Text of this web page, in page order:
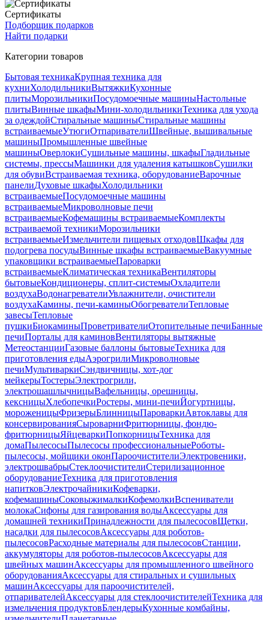
Сертификаты
Подборщик подарков
Найти подарки
Категории товаров
Бытовая техникаКрупная техника для
кухниХолодильникиВытяжкиКухонные
плитыМорозильникиПосудомоечные машиныНастольные
плитыВинные шкафыМини-холодильникиТехника для ухода
за одеждойСтиральные машиныСтиральные машины
встраиваемыеУтюгиОтпаривателиШвейные, вышивальные
машиныПромышленные швейные
машиныОверлокиСушильные машины, шкафыГладильные
системы, прессыМашинки для удаления катышковСушилки
для обувиВстраиваемая техника, оборудованиеВарочные
панелиДуховые шкафыХолодильники
встраиваемыеПосудомоечные машины
встраиваемыеМикроволновые печи
встраиваемыеКофемашины встраиваемыеКомплекты
встраиваемой техникиМорозильники
встраиваемыеИзмельчители пищевых отходовШкафы для
подогрева посудыВинные шкафы встраиваемыеВакуумные
упаковщики встраиваемыеПароварки
встраиваемыеКлиматическая техникаВентиляторы
бытовыеКондиционеры, сплит-системыОхладители
воздухаВодонагревателиУвлажнители, очистители
воздухаКамины, печи-каминыОбогревателиТепловые
завесыТепловые
пушкиБиокаминыПроветривателиОтопительные печиБанные
печиПорталы для каминовВентиляторы вытяжные
МетеостанцииГазовые баллоны бытовыеТехника для
приготовления едыАэрогрилиМикроволновые
печиМультиваркиСэндвичницы, хот-дог
мейкерыТостерыЭлектрогрили,
электрошашлычницыВафельницы, орешницы,
кексницыХлебопечкиРостеры, мини-печиЙогуртницы,
мороженицыФризерыБлинницыПароваркиАвтоклавы для
консервированияСыроварниФритюрницы, фондю-
фритюрницыЯйцеваркиПопкорницыТехника для
домаПылесосыПылесосы профессиональныеРоботы-
пылесосы, мойщики оконПароочистителиЭлектровеники,
электрошвабрыСтеклоочистителиСтерилизационное
оборудованиеТехника для приготовления
напитковЭлектрочайникиКофеварки,
кофемашиныСоковыжималкиКофемолкиВспениватели
молокаСифоны для газирования водыАксессуары для
домашней техникиПринадлежности для пылесосовЩетки,
насадки для пылесосовАксессуары для роботов-
пылесосовРасходные материалы для пылесосовСтанции,
аккумуляторы для роботов-пылесосовАксессуары для
швейных машинАксессуары для промышленного швейного
оборудованияАксессуары для стиральных и сушильных
машинАксессуары для пароочистителей,
отпаривателейАксессуары для стеклоочистителейТехника для
измельчения продуктовБлендерыКухонные комбайны,